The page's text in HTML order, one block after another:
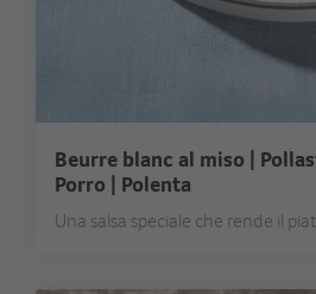
Beurre blanc al miso |
Porro | Polenta
Una salsa speciale che rende il